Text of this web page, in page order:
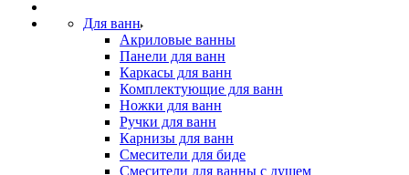
Для ванн
Акриловые ванны
Панели для ванн
Каркасы для ванн
Комплектующие для ванн
Ножки для ванн
Ручки для ванн
Карнизы для ванн
Смесители для биде
Смесители для ванны с душем